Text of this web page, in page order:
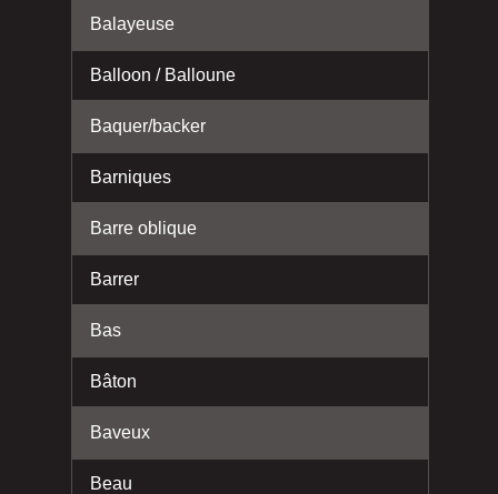
Balayeuse
Balloon / Balloune
Baquer/backer
Barniques
Barre oblique
Barrer
Bas
Bâton
Baveux
Beau